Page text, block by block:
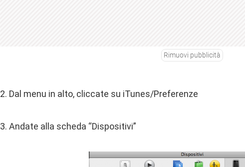
Rimuovi pubblicità
2. Dal menu in alto, cliccate su iTunes/Preferenze
3. Andate alla scheda “Dispositivi”